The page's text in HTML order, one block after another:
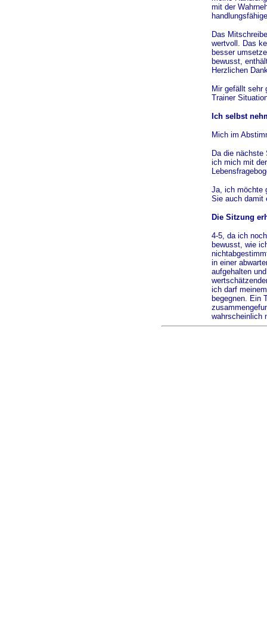
mit der
Das
wertvoll. Das
besser
bewusst,
Herzlichen
Mir gefällt sehr
Trainer
Ich selbst
Mich im
Da die
ich mich mit
Ja, ich möchte
Sie auch damit
Die Sitzung
4-5, da ich
bewusst, wie
in einer
aufgehalten
ich darf
begegnen. Ein
wahrscheinlich